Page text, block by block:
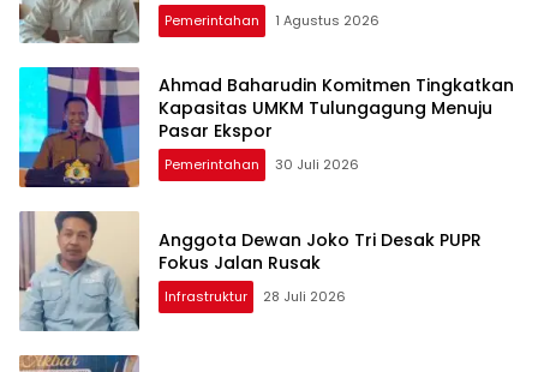
Pemerintahan 1 Agustus 2026
Ahmad Baharudin Komitmen Tingkatkan
Kapasitas UMKM Tulungagung Menuju
Pasar Ekspor
Pemerintahan 30 Juli 2026
Anggota Dewan Joko Tri Desak PUPR
Fokus Jalan Rusak
Infrastruktur 28 Juli 2026